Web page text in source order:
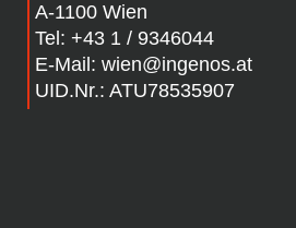
A-1100 Wien
Tel: +43 1 / 9346044
E-Mail: wien@ingenos.at
UID.Nr.: ATU78535907